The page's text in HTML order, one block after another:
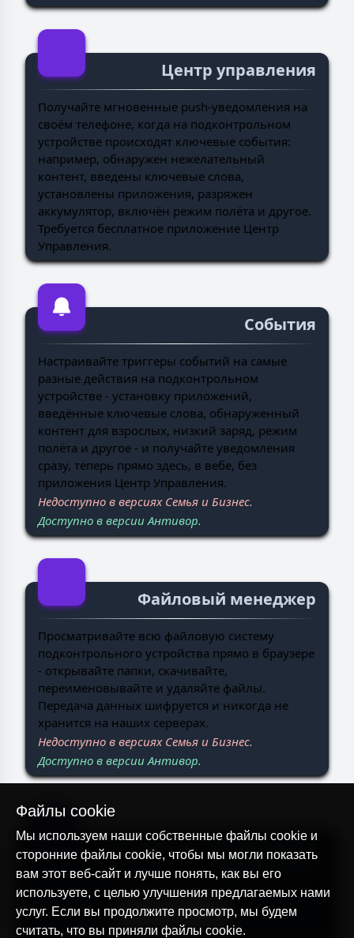
Центр управления
Получайте мгновенные push-уведомления на
своём телефоне, когда на подконтрольном
устройстве происходят ключевые события:
например, обнаружен нежелательный
контент, введены ключевые слова,
установлены приложения, разряжен
аккумулятор, включён режим полёта и другое.
Требуется бесплатное приложение Центр
Управления.
События
Настраивайте триггеры событий на самые
разные действия на подконтрольном
устройстве - установку приложений,
введённые ключевые слова, обнаруженный
контент для взрослых, низкий заряд, режим
полёта и другое - и получайте уведомления
сразу, теперь прямо здесь, в вебе, без
приложения Центр Управления.
Недоступно в версиях Семья и Бизнес.
Доступно в версии Антивор.
Файловый менеджер
Просматривайте всю файловую систему
подконтрольного устройства прямо в браузере
- открывайте папки, скачивайте,
переименовывайте и удаляйте файлы.
Передача данных шифруется и никогда не
хранится на наших серверах.
Недоступно в версиях Семья и Бизнес.
Доступно в версии Антивор.
Что говорят наши клиенты
об AllTracker?
Загрузить еще
Файлы cookie
Мы используем наши собственные файлы cookie и
сторонние файлы cookie, чтобы мы могли показать
вам этот веб-сайт и лучше понять, как вы его
используете, с целью улучшения предлагаемых нами
услуг. Если вы продолжите просмотр, мы будем
считать, что вы приняли файлы cookie.